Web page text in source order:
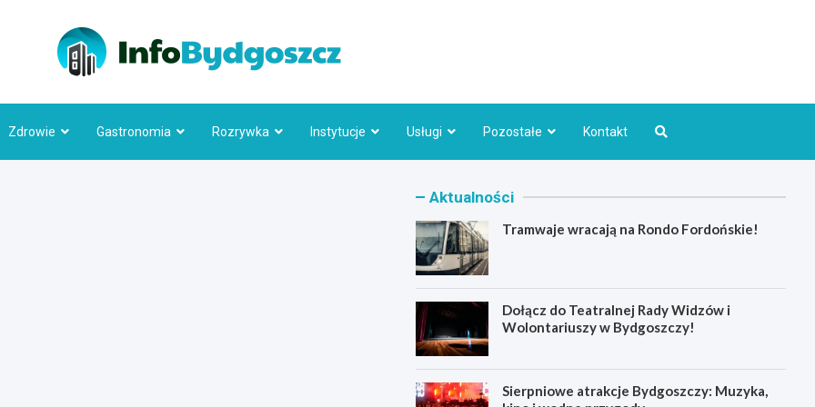
Zdrowie Gastronomia Rozrywka Instytucje Usługi Pozostałe Kontakt
Aktualności
Tramwaje wracają na Rondo Fordońskie!
Dołącz do Teatralnej Rady Widzów i
Wolontariuszy w Bydgoszczy!
Sierpniowe atrakcje Bydgoszczy: Muzyka,